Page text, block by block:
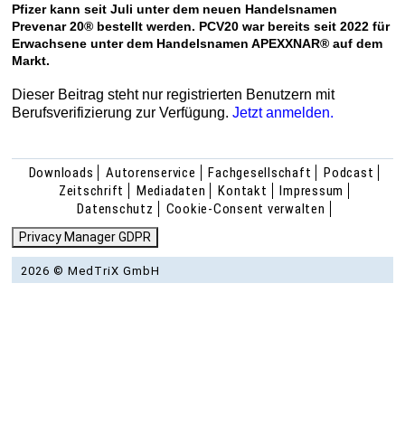
Pfizer kann seit Juli unter dem neuen Handelsnamen
Prevenar 20® bestellt werden. PCV20 war bereits seit 2022 für
Erwachsene unter dem Handelsnamen APEXXNAR® auf dem
Markt.
Dieser Beitrag steht nur registrierten Benutzern mit
Berufsverifizierung zur Verfügung.Jetzt anmelden.
Downloads Autorenservice Fachgesellschaft
Podcast
Zeitschrift
Mediadaten Kontakt
Impressum
Datenschutz
Cookie-Consent verwalten
Privacy Manager GDPR
2026 © MedTriX GmbH